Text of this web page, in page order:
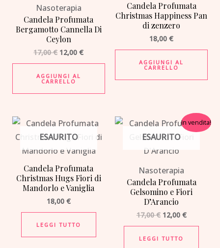
Nasoterapia
Candela Profumata
Bergamotto Cannella Di
Ceylon
17,00€ 12,00€
AGGIUNGI AL
CARRELLO
Candela Profumata
Christmas Happiness Pan
di zenzero
18,00€
AGGIUNGI AL
CARRELLO
ESAURITO
Candela Profumata
Christmas Hugs Fiori di
Mandorlo e Vaniglia
18,00 €
LEGGI TUTTO
In vendita!
ESAURITO
Nasoterapia
Candela Profumata
Gelsomino e Fiori
D’Arancio
17,00€
Il
prezzo
originale
17,00 €.
12,00 €
Il
prezzo
LEGGI TUTTO